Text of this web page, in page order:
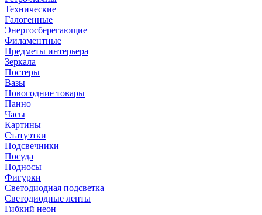
Технические
Галогенные
Энергосберегающие
Филаментные
Предметы интерьера
Зеркала
Постеры
Вазы
Новогодние товары
Панно
Часы
Картины
Статуэтки
Подсвечники
Посуда
Подносы
Фигурки
Светодиодная подсветка
Светодиодные ленты
Гибкий неон